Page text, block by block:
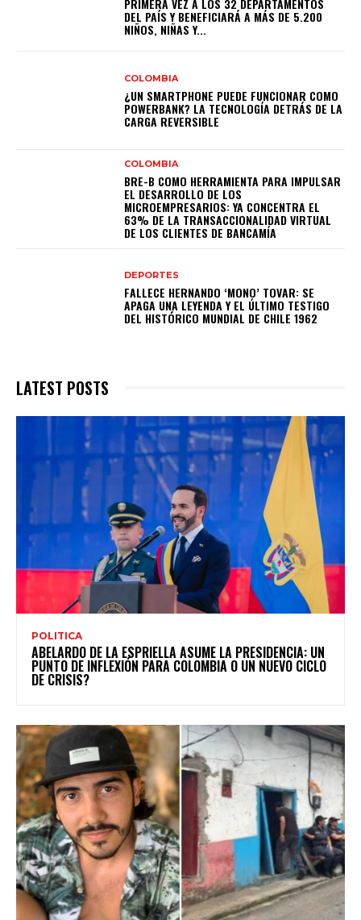
DEL PAÍS Y BENEFICIARÁ A MÁS DE 5.200
NIÑOS, NIÑAS Y...
COLOMBIA
¿UN SMARTPHONE PUEDE FUNCIONAR COMO
POWERBANK? LA TECNOLOGÍA DETRÁS DE LA
CARGA REVERSIBLE
COLOMBIA
BRE-B COMO HERRAMIENTA PARA IMPULSAR
EL DESARROLLO DE LOS
MICROEMPRESARIOS: YA CONCENTRA EL
63% DE LA TRANSACCIONALIDAD VIRTUAL
DE LOS CLIENTES DE BANCAMÍA
DEPORTES
FALLECE HERNANDO ‘MONO’ TOVAR: SE
APAGA UNA LEYENDA Y EL ÚLTIMO TESTIGO
DEL HISTÓRICO MUNDIAL DE CHILE 1962
LATEST POSTS
POLITICA
ABELARDO DE LA ESPRIELLA ASUME LA PRESIDENCIA: UN
PUNTO DE INFLEXIÓN PARA COLOMBIA O UN NUEVO CICLO
DE CRISIS?